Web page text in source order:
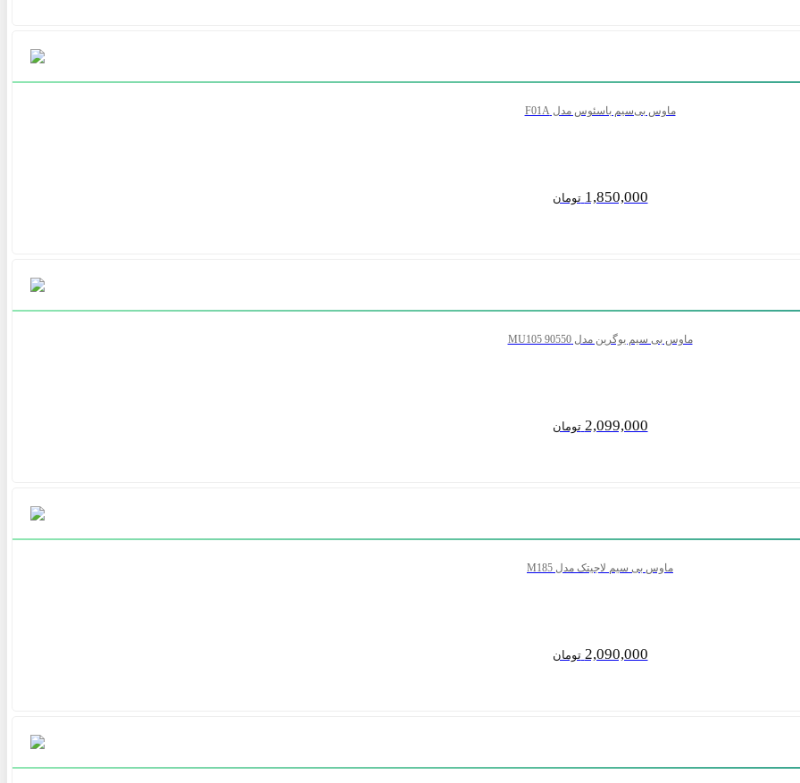
ماوس بی‌سیم باسئوس مدل F01A
1,850,000 تومان
ماوس بی سیم یوگرین مدل MU105 90550
2,099,000 تومان
ماوس بی سیم لاجیتک مدل M185
2,090,000 تومان